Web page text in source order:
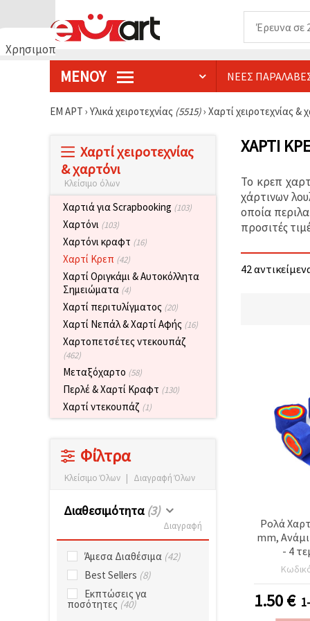
Χρησιμοποιούμε
Χρησιμοποιούμε
διασφαλίσουμε
ιστότοπου,
χρησιμοποιήσετε
ΜΕΝΟΎ ΝΈΕΣ
ΕΜ ΑΡΤ › Υλικά χειροτεχνίας (5515)› Χαρτί χειροτεχνίας &
Χαρτί χειροτεχνίας
& χαρτόνι
Κλείσιμο όλων
Χαρτιά για Scrapbooking (103)
Χαρτόνι (103)
Χαρτόνι κραφτ (16)
Χαρτί Κρεπ (42)
Χαρτί Οριγκάμι & Αυτοκόλλητα
Σημειώματα (4)
Χαρτί περιτυλίγματος (20)
Χαρτί Νεπάλ & Χαρτί Αφής (16)
Χαρτοπετσέτες ντεκουπάζ
(462)
Μεταξόχαρτο (58)
Περλέ & Χαρτί Κραφτ (130)
Χαρτί ντεκουπάζ (1)
Φίλτρα
Κλείσιμο Όλων | Διαγραφή Όλων
Διαθεσιμότητα (3)
Διαγραφή
Άμεσα Διαθέσιμα (42)
Best Sellers (8)
Εκπτώσεις γα
ποσότητες (40)
ΧΑΡΤΊ
Το κρεπ
χάρτινων
οποία
προσιτές
42
Ρολά
mm,
- 4
1.50€